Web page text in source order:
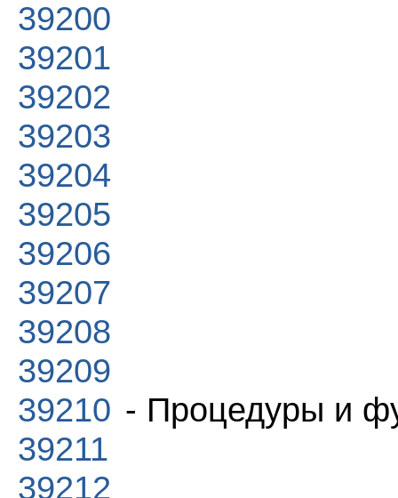
39200
39201
39202
39203
39204
39205
39206
39207
39208
39209
39210 - Процедуры и
39211
39212